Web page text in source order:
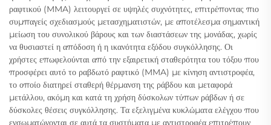
ραφτικού (MMA) λειτουργεί σε υψηλές συχνότητες, επιτρέποντας πιο
συμπαγείς σχεδιασμούς μετασχηματιστών, με αποτέλεσμα σημαντική
μείωση του συνολικού βάρους και των διαστάσεων της μονάδας, χωρίς
να θυσιαστεί η απόδοση ή η ικανότητα εξόδου συγκόλλησης. Οι
χρήστες επωφελούνται από την εξαιρετική σταθερότητα του τόξου που
προσφέρει αυτό το ραβδωτό ραφτικό (MMA) με κίνηση αντιστροφέα,
το οποίο διατηρεί σταθερή θέρμανση της ράβδου και μεταφορά
μετάλλου, ακόμη και κατά τη χρήση δύσκολων τύπων ράβδων ή σε
δύσκολες θέσεις συγκόλλησης. Τα εξελιγμένα κυκλώματα ελέγχου που
ενσωματώνονται σε αυτά τα συστήματα με αντιστροφέα επιτρέπουν